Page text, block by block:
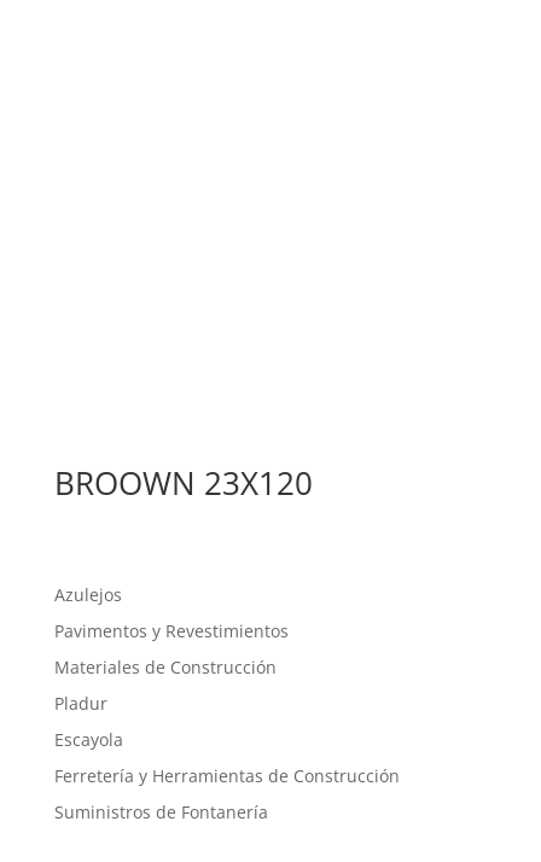
BROOWN 23X120
Azulejos
Pavimentos y Revestimientos
Materiales de Construcción
Pladur
Escayola
Ferretería y Herramientas de Construcción
Suministros de Fontanería